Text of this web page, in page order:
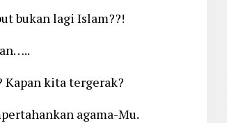
bukan lagi Islam??!
Kapan kita tergerak?
agama-Mu.